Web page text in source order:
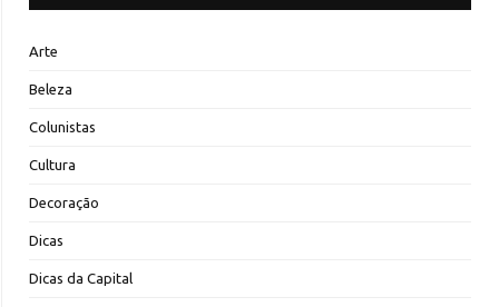
Arte
Beleza
Colunistas
Cultura
Decoração
Dicas
Dicas da Capital